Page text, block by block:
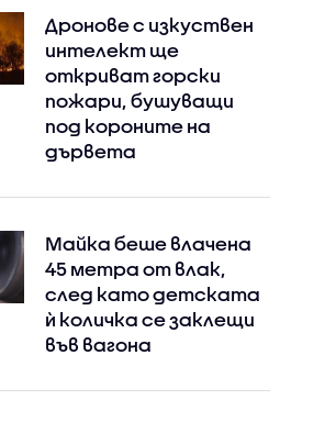
Дронове с изкуствен
интелект ще
откриват горски
пожари, бушуващи
под короните на
дървета
Майка беше влачена
45 метра от влак,
след като детската
ѝ количка се заклещи
във вагона